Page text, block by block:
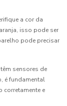
a cor da
isso pode ser
pode precisar
sensores de
é fundamental
corretamente e